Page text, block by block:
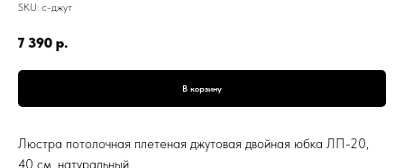
SKU: с-джут
7 390 р.
В корзину
Люстра потолочная плетеная джутовая двойная юбка ЛП-20,
40 см, натуральный